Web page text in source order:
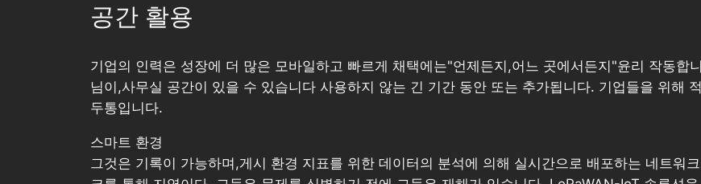
공간 활용
기업의 인력은 성장에 더 많은 모바일하고 빠르게 채택에는"언제든지,어느 곳에서든지"윤리 작동합
님이,사무실 공간이 있을 수 있습니다 사용하지 않는 긴 기간 동안 또는 추가됩니다. 기업들을 위해
두통입니다.
스마트 환경
그것은 기록이 가능하며,게시 환경 지표를 위한 데이터의 분석에 의해 실시간으로 배포하는 네트워